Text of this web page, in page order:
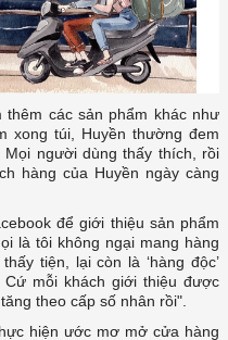
thêm các sản phẩm khác như
xong túi, Huyền thường đem
người dùng thấy thích, rồi
hàng của Huyền ngày càng
là tôi không ngại mang hàng
tiện, lại còn là ‘hàng độc’
mỗi khách giới thiệu được